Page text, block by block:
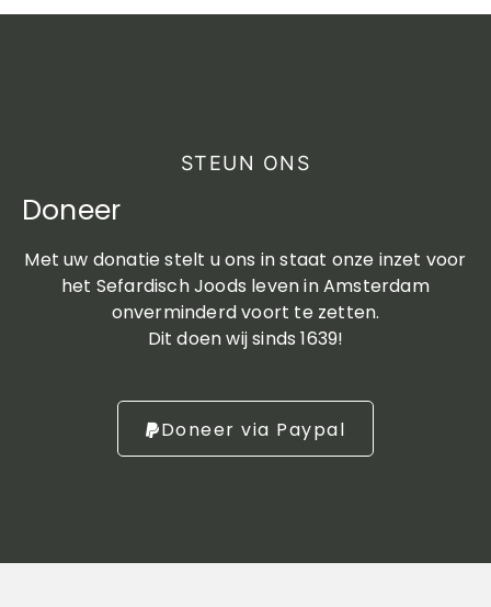
STEUN ONS
Doneer
Met uw donatie stelt u ons in staat onze inzet voor
het Sefardisch Joods leven in Amsterdam
onverminderd voort te zetten.
Dit doen wij sinds 1639!
Doneer via Paypal